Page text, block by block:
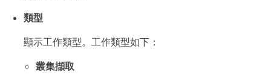
類型
顯示工作類型。工作類型如下：
叢集擷取